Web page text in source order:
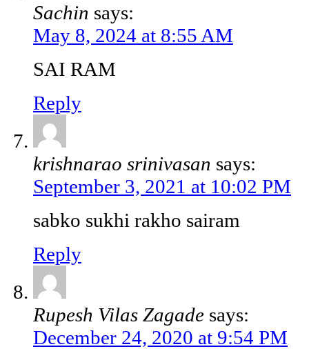
Sachin says:
May 8, 2024 at 8:55 AM
SAI RAM
Reply
krishnarao srinivasan says:
September 3, 2021 at 10:02 PM
sabko sukhi rakho sairam
Reply
Rupesh Vilas Zagade says:
December 24, 2020 at 9:54 PM